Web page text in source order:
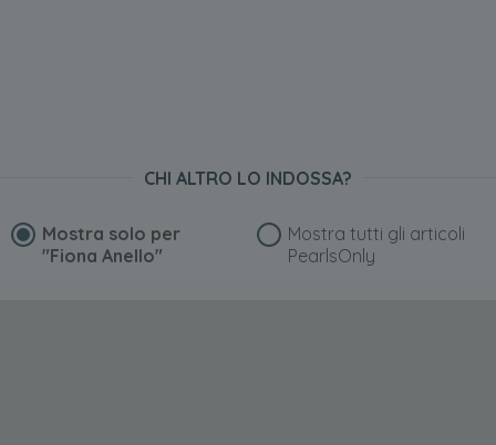
CHI ALTRO LO INDOSSA?
Mostra solo per
"Fiona Anello"
Mostra tutti gli articoli
PearlsOnly